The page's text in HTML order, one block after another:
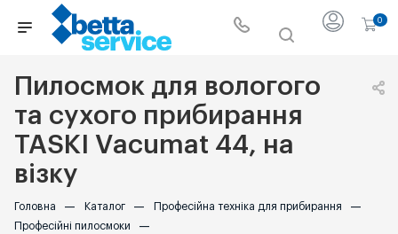
0
Пилосмок для вологого
та сухого прибирання
TASKI Vacumat 44, на
візку
Головна — Каталог — Професійна техніка для прибирання —
Професійні пилосмоки —